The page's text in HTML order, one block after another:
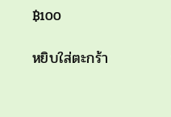
฿100
หยิบใส่ตะกร้า